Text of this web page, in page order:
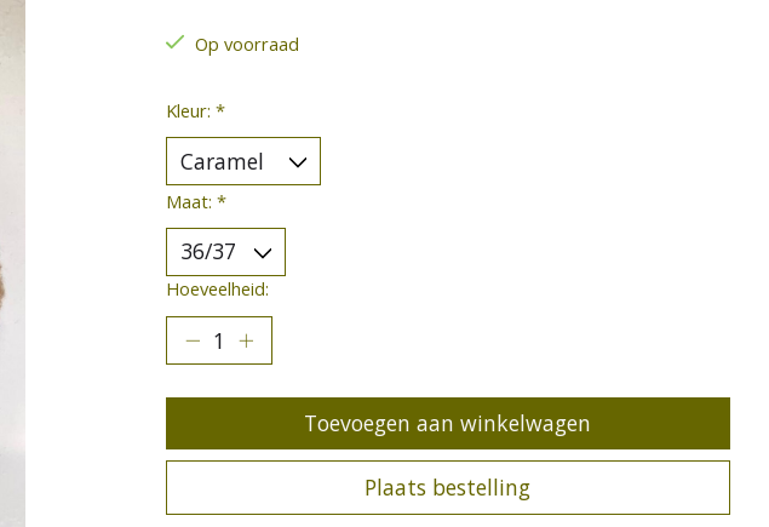
Op voorraad
Kleur: *
Maat: *
Hoeveelheid:
Toevoegen aan winkelwagen
Plaats bestelling